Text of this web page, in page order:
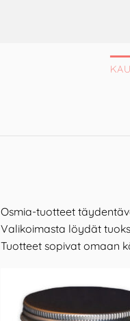
Osmia-tuotteet
Valikoimasta löydät
Tuotteet sopivat omaan